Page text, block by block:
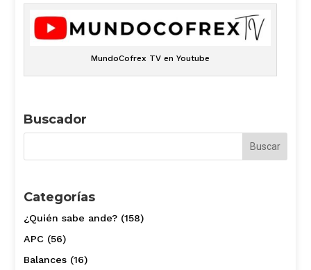
MundoCofrex TV en Youtube
Buscador
Categorías
¿Quién sabe ande?(158)
APC(56)
Balances(16)